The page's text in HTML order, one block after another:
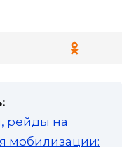
рейды на
мобилизации: